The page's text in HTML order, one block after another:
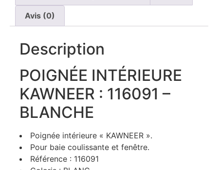
Avis (0)
Description
POIGNÉE INTÉRIEURE
KAWNEER : 116091 –
BLANCHE
Poignée intérieure « KAWNEER ».
Pour baie coulissante et fenêtre.
Référence : 116091